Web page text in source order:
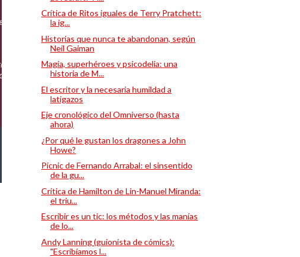
Crítica de Ritos iguales de Terry Pratchett:
la ig...
Historias que nunca te abandonan, según
Neil Gaiman
Magia, superhéroes y psicodelia: una
historia de M...
El escritor y la necesaria humildad a
latigazos
Eje cronológico del Omniverso (hasta
ahora)
¿Por qué le gustan los dragones a John
Howe?
Pícnic de Fernando Arrabal: el sinsentido
de la gu...
Crítica de Hamilton de Lin-Manuel Miranda:
el triu...
Escribir es un tic: los métodos y las manías
de lo...
Andy Lanning (guionista de cómics):
"Escribíamos l...